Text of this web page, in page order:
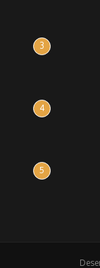
3
4
5